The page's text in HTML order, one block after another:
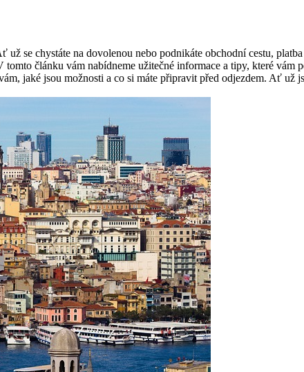
se chystáte na dovolenou nebo podnikáte obchodní cestu,
článku vám nabídneme užitečné informace a tipy, které
jaké jsou možnosti a co si máte připravit před odjezdem. Ať